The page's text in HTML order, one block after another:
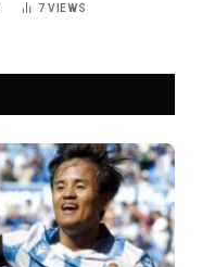
7VIEWS